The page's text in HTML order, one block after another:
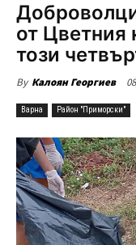
от Цветния
този
By Калоян Георгиев
Варна Район "Приморски"